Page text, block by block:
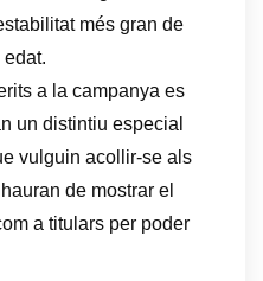
més gran de
edat.
a la campanya es
un distintiu especial
vulguin acollir-se als
de mostrar el
a titulars per poder